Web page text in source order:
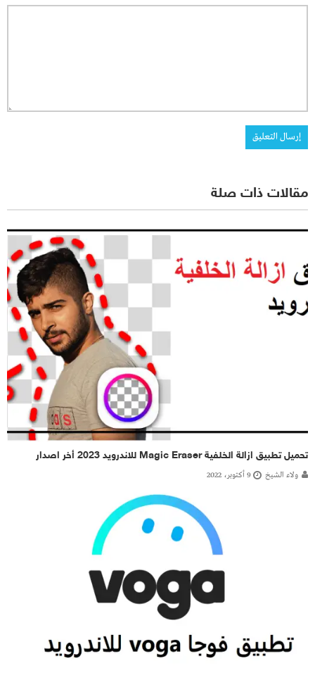
مقالات ذات صلة
تحميل تطبيق ازالة الخلفية Magic Eraser للاندرويد 2023 أخر اصدار
ولاء الشيخ 9 أكتوبر، 2022